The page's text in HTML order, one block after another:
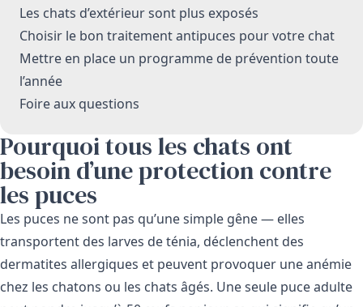
Les chats d’extérieur sont plus exposés
Choisir le bon traitement antipuces pour votre chat
Mettre en place un programme de prévention toute
l’année
Foire aux questions
Pourquoi tous les chats ont
besoin d’une protection contre
les puces
Les puces ne sont pas qu’une simple gêne — elles
transportent des larves de ténia, déclenchent des
dermatites allergiques et peuvent provoquer une anémie
chez les chatons ou les chats âgés. Une seule puce adulte